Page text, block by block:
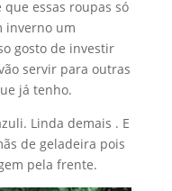
essas roupas só
inverno um
gosto de investir
servir para outras
já tenho.
Linda demais . E
de geladeira pois
pela frente.